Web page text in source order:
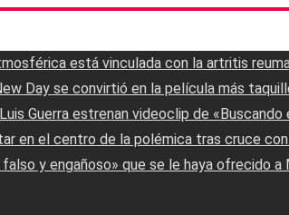
está vinculada con la artritis
Day se convirtió en la película más
Guerra estrenan videoclip de «Buscando
en el centro de la polémica tras cruce
falso y engañoso» que se le haya ofrecido